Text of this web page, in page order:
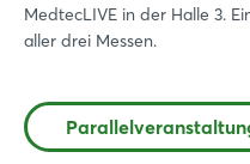
MedtecLIVE in der Halle 3.
aller drei Messen.